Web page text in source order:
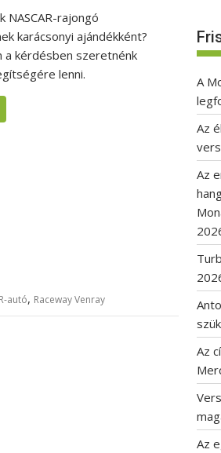
NASCAR-rajongó
karácsonyi ajándékként?
a kérdésben szeretnénk
lenni.
autó, Raceway Venray
A
Az
Az
Az
Az